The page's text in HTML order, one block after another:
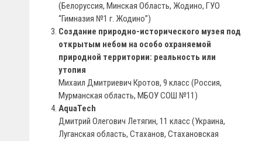
(Белоруссия, Минская Область, Жодино, ГУО
“Гимназия №1 г. Жодино”)
Создание природно-исторического музея под
открытым небом на особо охраняемой
природной территории: реальность или
утопия
Михаил Дмитриевич Кротов, 9 класс (Россия,
Мурманская область, МБОУ СОШ №11)
AquaTech
Дмитрий Олегович Летягин, 11 класс (Украина,
Луганская область, Стаханов, Стахановская